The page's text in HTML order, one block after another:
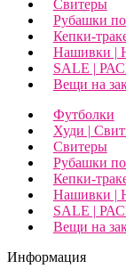
Свитеры
Рубашки
Кепки-
Нашивки |
SALE |
Вещи на
Футболки
Худи |
Свитеры
Рубашки
Кепки-
Нашивки |
SALE |
Вещи на
Информация